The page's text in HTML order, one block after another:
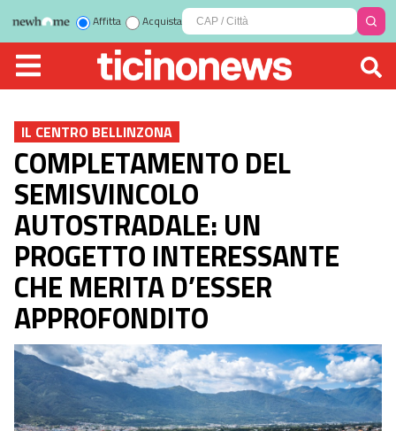
Affitta Acquista
IL CENTRO BELLINZONA
COMPLETAMENTO DEL
SEMISVINCOLO
AUTOSTRADALE: UN
PROGETTO INTERESSANTE
CHE MERITA D’ESSER
APPROFONDITO